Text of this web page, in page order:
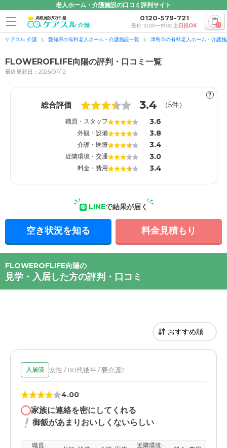
老人ホーム・介護施設の口コミ評判サイト
掲載施設5万件超 0120-579-721
受付 10:00〜19:00土日祝OK 0
ケアスル 介護 愛知県の有料老人ホーム・介護施設一覧 津島市の有料老人ホーム・介護
FLOWEROFLIFE向陽の評判・口コミ一覧
最終更新日：2026/07/12
?
総合評価 3.4 （5件）
職員・スタッフ 3.6
外観・設備 3.8
介護・医療 3.4
近隣環境・交通 3.0
料金・費用 3.4
LINEで結果が届く
空き状況を知る 料金見積もり
FLOWEROFLIFE向陽の
見学・入居した方の評判・口コミ
入居済 女性 / 80代後半 / 要介護2
4.00
家族に連絡を密にしてくれる
御飯があまりおいしくないらしい
職員･
近隣環境･